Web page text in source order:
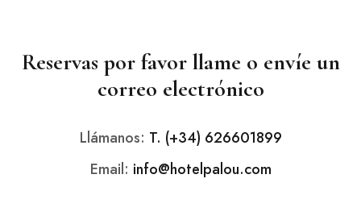
Reservas por favor llame o envíe un
correo electrónico
Llámanos: T. (+34) 626601899
Email: info@hotelpalou.com